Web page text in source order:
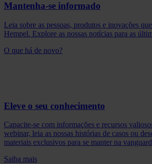
Mantenha-se informado
Leia sobre as pessoas, produtos e inovações
Hempel. Explore as nossas notícias para as
O que há de novo?
Eleve o seu conhecimento
Capacite-se com informações e recursos
webinar, leia as nossas histórias de casos ou
materiais exclusivos para se manter na
Saiba mais